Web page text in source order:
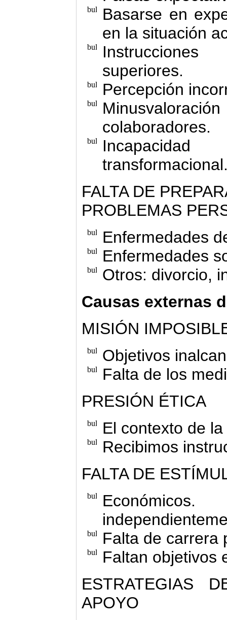
Basarse en
en la situación
superiores.
Percepción
colaboradores.
FALTA DE
PROBLEMAS
Enfermedades
Enfermedades
Otros: divorcio,
Causas externas
MISIÓN
Objetivos
Falta de los
PRESIÓN ÉTICA
El contexto de
Recibimos
FALTA DE
Falta de carrera
Faltan objetivos
ESTRATEGIAS
APOYO